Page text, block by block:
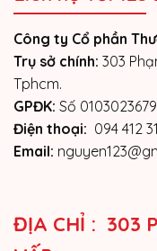
Công ty Cổ phần
Trụ sở chính: 303
Tphcm.
GPĐK: Số 0103023679
Điện thoại: 094 412
Email:
ĐỊA CHỈ : 303